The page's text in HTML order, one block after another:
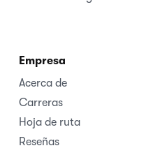
Empresa
Acerca de
Carreras
Hoja de ruta
Reseñas